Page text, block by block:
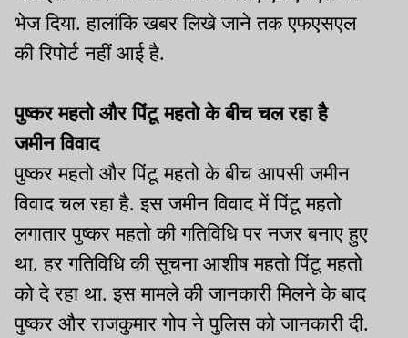
भेज दिया. हालांकि खबर लिखे जाने तक एफएसएल
की रिपोर्ट नहीं आई है.
पुष्कर महतो और पिंटू महतो के बीच चल रहा है
जमीन विवाद
पुष्कर महतो और पिंटू महतो के बीच आपसी जमीन
विवाद चल रहा है. इस जमीन विवाद में पिंटू महतो
लगातार पुष्कर महतो की गतिविधि पर नजर बनाए हुए
था. हर गतिविधि की सूचना आशीष महतो पिंटू महतो
को दे रहा था. इस मामले की जानकारी मिलने के बाद
पुष्कर और राजकुमार गोप ने पुलिस को जानकारी दी.